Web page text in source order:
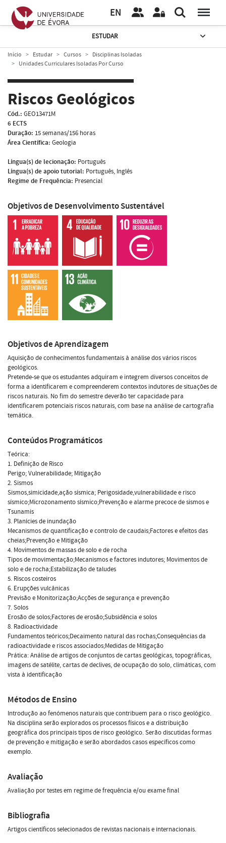
EN
ESTUDAR
Início Estudar Cursos
Disciplinas Isoladas
Unidades Curriculares Isoladas Por Curso
Riscos Geológicos
Cód.: GEO13471M
6 ECTS
Duração: 15 semanas/156 horas
Área Científica: Geologia
Língua(s) de lecionação: Português
Língua(s) de apoio tutorial: Português, Inglês
Regime de Frequência: Presencial
Objetivos de Desenvolvimento Sustentável
Objetivos de Aprendizagem
Aquisição de conhecimentos fundamentais à análise dos vários riscos
geológicos.
Pretende-se que os estudantes adquiram e integrem diversos conceitos de
forma a identificarem e compreenderem contextos indutores de situações de
riscos naturais. No fim do semestre deverão ter capacidade para
identificarem potenciais riscos naturais, com base na análise de cartografia
temática.
Conteúdos Programáticos
Teórica:
1. Definição de Risco
Perigo; Vulnerabilidade; Mitigação
2. Sismos
Sismos,simicidade,ação sísmica; Perigosidade,vulnerabilidade e risco
sísmico;Microzonamento sísmico;Prevenção e alarme precoce de sismos e
Tsunamis
3. Planícies de inundação
Mecanismos de quantificação e controlo de caudais;Factores e efeitos das
cheias;Prevenção e Mitigação
4. Movimentos de massas de solo e de rocha
Tipos de movimentação;Mecanismos e factores indutores; Movimentos de
solo e de rocha;Estabilização de taludes
5. Riscos costeiros
6. Erupções vulcânicas
Previsão e Monitorização;Acções de segurança e prevenção
7. Solos
Erosão de solos;Factores de erosão;Subsidência e solos
8. Radioactividade
Fundamentos teóricos;Decaimento natural das rochas;Consequências da
radioactividade e riscos associados;Medidas de Mitigação
Prática: Análise de artigos de conjuntos de cartas geológicas, topográficas,
imagens de satélite, cartas de declives, de ocupação do solo, climáticas, com
vista à identificação
Métodos de Ensino
Introdução ao fenómenos naturais que contribuem para o risco geológico.
Na disciplina serão explorados os processos físicos e a distribuição
geográfica dos principais tipos de risco geológico. Serão discutidas formas
de prevenção e mitigação e serão abordados casos específicos como
exemplo.
Avaliação
Avaliação por testes em regime de frequência e/ou exame final
Bibliografia
Artigos científicos selecionados de revistas nacionais e internacionais.